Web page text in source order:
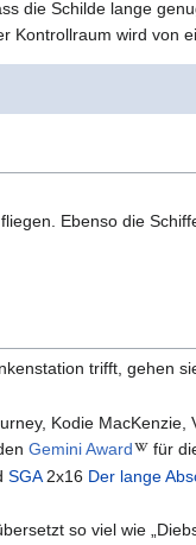
die Schilde lange
Kontrollraum wird von
Ebenso die
trifft, gehen
Kodie
Gemini Award für
SGA 2x16 Der lange
so viel wie